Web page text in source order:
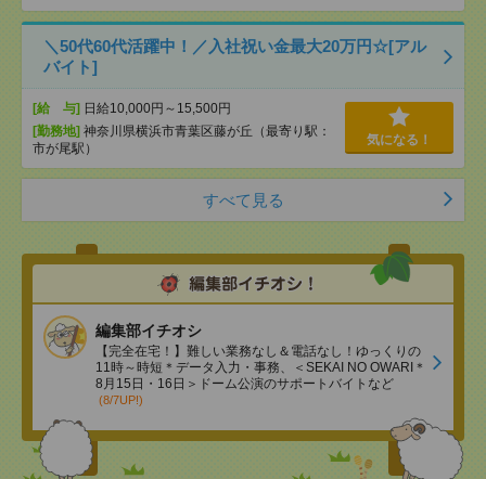
＼50代60代活躍中！／入社祝い金最大20万円☆[アル
バイト]
[給 与] 日給10,000円～15,500円
[勤務地] 神奈川県横浜市青葉区藤が丘（最寄り駅：
市が尾駅）
気になる！
すべて見る
編集部イチオシ
【完全在宅！】難しい業務なし＆電話なし！ゆっくりの
11時～時短＊データ入力・事務、＜SEKAI NO OWARI＊
8月15日・16日＞ドーム公演のサポートバイトなど
(8/7UP!)